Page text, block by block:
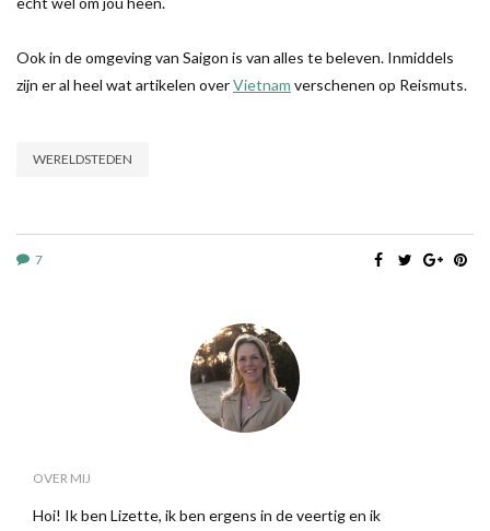
Ook in de omgeving van Saigon is van alles te beleven. Inmiddels
zijn er al heel wat artikelen overVietnam verschenen op Reismuts.
WERELDSTEDEN
7
OVER MIJ
Hoi! Ik ben Lizette, ik ben ergens in de veertig en ik